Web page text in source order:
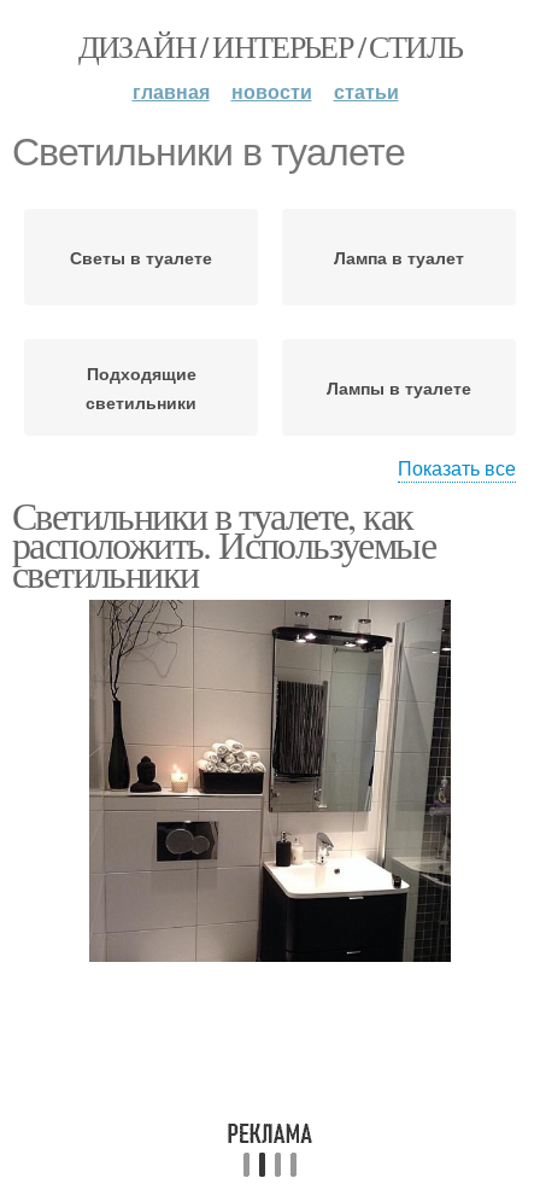
ДИЗАЙН / ИНТЕРЬЕР / СТИЛЬ
главная новости статьи
Светильники в туалете
Светы в туалете Лампа в туалет
Подходящие
светильники
Лампы в туалете
Освещение в туалете
туалета
Выбрать влагозащищенный
светильник
Светильник для ванной
комнаты
Влагозащищенные
светильники
Показать все
Светильники в туалете, как
расположить. Используемые
светильники